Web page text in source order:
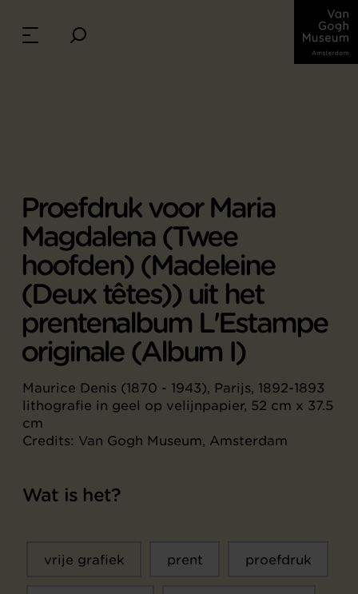
Proefdruk voor Maria
Magdalena (Twee
hoofden) (Madeleine
(Deux têtes)) uit het
prentenalbum L'Estampe
originale (Album I)
Maurice Denis (1870 - 1943), Parijs, 1892-1893
lithografie in geel op velijnpapier, 52 cm x 37.5
cm
Credits: Van Gogh Museum, Amsterdam
Wat is het?
vrije grafiek prent proefdruk